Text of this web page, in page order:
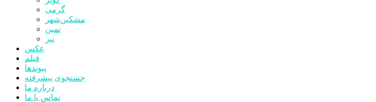
گرمی
مشکین‌شهر
نمین
نیر
عکس
فیلم
پیوندها
جستجوی پیشرفته
درباره ما
تماس با ما